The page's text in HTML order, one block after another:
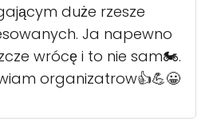
duże rzesze
Ja napewno
wrócę i to nie sam🏍️.
organizatrow👍💪😀